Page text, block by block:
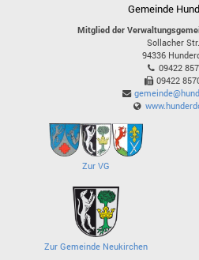
Gemeinde
Mitglied der
Sollacher
94336
09422
09422
Zur VG
Zur Gemeinde Neukirchen